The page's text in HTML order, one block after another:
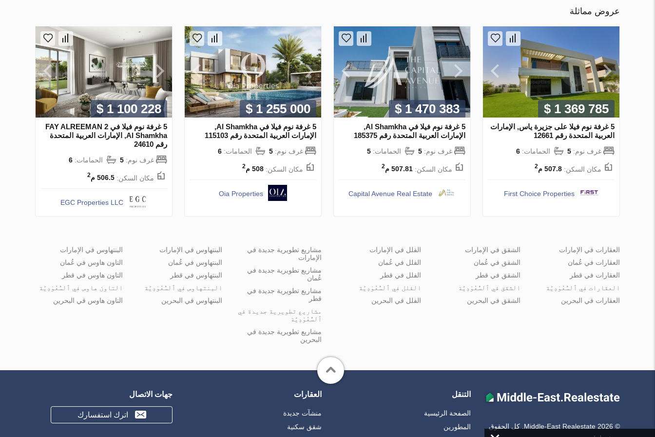
عروض مماثلة
$ 1 369 785
5 غرفة نوم فيلا على جزيرة ياس, الإمارات
العربية المتحدة رقم 12661
غرف نوم: 5 الحمامات: 6
مكان السكن: 507.8 م 2
First Choice Properties
$ 1 470 383
5 غرفة نوم فيلا في Al Shamkha,
الإمارات العربية المتحدة رقم 185375
غرف نوم: 5 الحمامات: 5
مكان السكن: 507.81 م 2
Capital Avenue Real Estate
$ 1 255 000
5 غرفة نوم فيلا في Al Shamkha,
الإمارات العربية المتحدة رقم 115103
غرف نوم: 5 الحمامات: 6
مكان السكن: 508 م 2
Oia Properties
$ 1 100 228
5 غرفة نوم فيلا في FAY ALREEMAN 2
Al Shamkha, الإمارات العربية المتحدة
رقم 24610
غرف نوم: 5 الحمامات: 6
مكان السكن: 506.5 م 2
EGC Properties LLC
العقارات في الإمارات
العقارات في عُمان
العقارات في قطر
العقارات في ٱلسُّعُوْدِيَّة
العقارات في البحرين
الشقق في الإمارات
الشقق في عُمان
الشقق في قطر
الشقق في ٱلسُّعُوْدِيَّة
الشقق في البحرين
الفلل في الإمارات
الفلل في عُمان
الفلل في قطر
الفلل في ٱلسُّعُوْدِيَّة
الفلل في البحرين
مشاريع تطويرية جديدة في
الإمارات
مشاريع تطويرية جديدة في
عُمان
مشاريع تطويرية جديدة في
قطر
مشاريع تطويرية جديدة في
ٱلسُّعُوْدِيَّة
مشاريع تطويرية جديدة في
البحرين
البنتهاوس في الإمارات
البنتهاوس في عُمان
البنتهاوس في قطر
البنتهاوس في ٱلسُّعُوْدِيَّة
البنتهاوس في البحرين
البنتهاوس في الإمارات
التاون هاوس في عُمان
التاون هاوس في قطر
التاون هاوس في ٱلسُّعُوْدِيَّة
التاون هاوس في البحرين
© Middle-East Realestate 2026. كل الحقوق
التنقل
الصفحة الرئيسية
المطورين
العقارات
منشآت جديدة
شقق سكنية
جهات الاتصال
اترك استفسارك